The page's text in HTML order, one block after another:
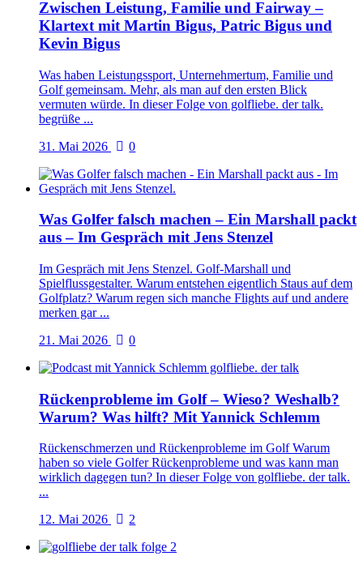
Zwischen Leistung, Familie und Fairway –
Klartext mit Martin Bigus, Patric Bigus und
Kevin Bigus
Was haben Leistungssport, Unternehmertum, Familie und
Golf gemeinsam. Mehr, als man auf den ersten Blick
vermuten würde. In dieser Folge von golfliebe. der talk.
begrüße ...
31. Mai 2026
0
Was Golfer falsch machen – Ein Marshall packt
aus – Im Gespräch mit Jens Stenzel
Im Gespräch mit Jens Stenzel. Golf-Marshall und
Spielflussgestalter. Warum entstehen eigentlich Staus auf dem
Golfplatz? Warum regen sich manche Flights auf und andere
merken gar ...
21. Mai 2026
0
Rückenprobleme im Golf – Wieso? Weshalb?
Warum? Was hilft? Mit Yannick Schlemm
Rückenschmerzen und Rückenprobleme im Golf Warum
haben so viele Golfer Rückenprobleme und was kann man
wirklich dagegen tun? In dieser Folge von golfliebe. der talk.
...
12. Mai 2026
2